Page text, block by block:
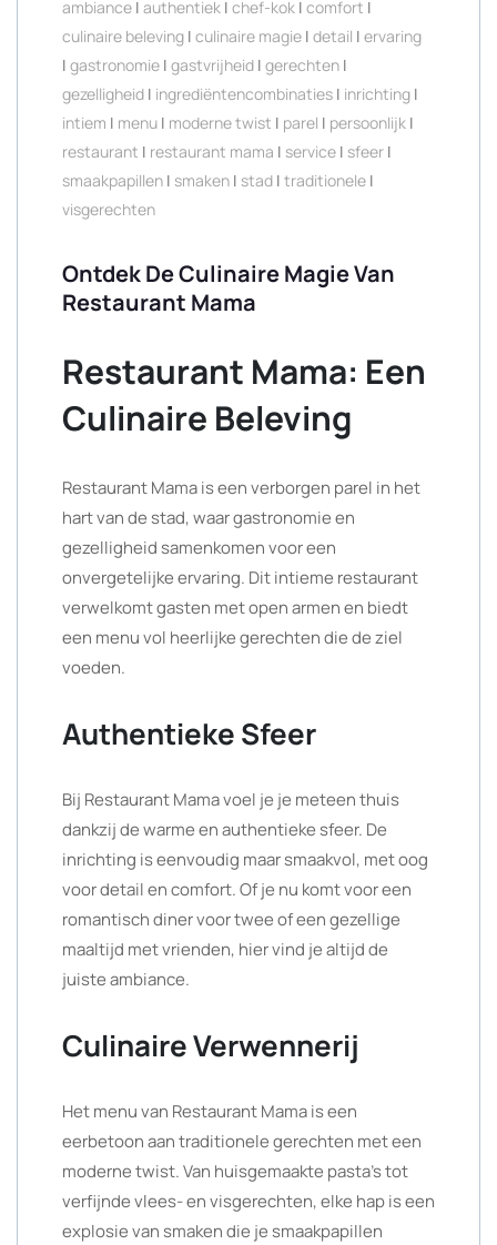
ambiance | authentiek | chef-kok | comfort |
culinaire beleving | culinaire magie | detail | ervaring
| gastronomie | gastvrijheid | gerechten |
gezelligheid | ingrediëntencombinaties | inrichting |
intiem | menu | moderne twist | parel | persoonlijk |
restaurant | restaurant mama | service | sfeer |
smaakpapillen | smaken | stad | traditionele |
visgerechten
Ontdek De Culinaire Magie Van
Restaurant Mama
Restaurant Mama: Een
Culinaire Beleving
Restaurant Mama is een verborgen parel in het
hart van de stad, waar gastronomie en
gezelligheid samenkomen voor een
onvergetelijke ervaring. Dit intieme restaurant
verwelkomt gasten met open armen en biedt
een menu vol heerlijke gerechten die de ziel
voeden.
Authentieke Sfeer
Bij Restaurant Mama voel je je meteen thuis
dankzij de warme en authentieke sfeer. De
inrichting is eenvoudig maar smaakvol, met oog
voor detail en comfort. Of je nu komt voor een
romantisch diner voor twee of een gezellige
maaltijd met vrienden, hier vind je altijd de
juiste ambiance.
Culinaire Verwennerij
Het menu van Restaurant Mama is een
eerbetoon aan traditionele gerechten met een
moderne twist. Van huisgemaakte pasta’s tot
verfijnde vlees- en visgerechten, elke hap is een
explosie van smaken die je smaakpapillen